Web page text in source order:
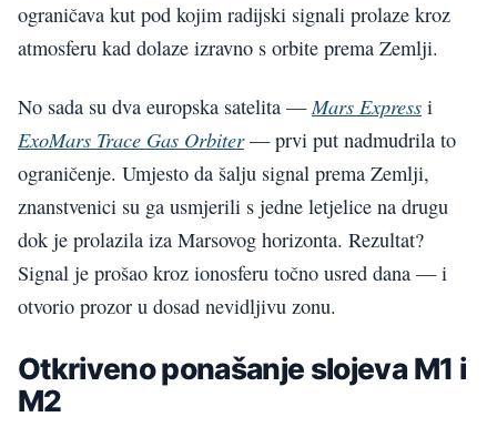
ograničava kut pod kojim radijski signali prolaze kroz
atmosferu kad dolaze izravno s orbite prema Zemlji.
No sada su dva europska satelita — Mars Express i
ExoMars Trace Gas Orbiter— prvi put nadmudrila to
ograničenje. Umjesto da šalju signal prema Zemlji,
znanstvenici su ga usmjerili s jedne letjelice na drugu
dok je prolazila iza Marsovog horizonta. Rezultat?
Signal je prošao kroz ionosferu točno usred dana — i
otvorio prozor u dosad nevidljivu zonu.
Otkriveno ponašanje slojeva M1 i
M2